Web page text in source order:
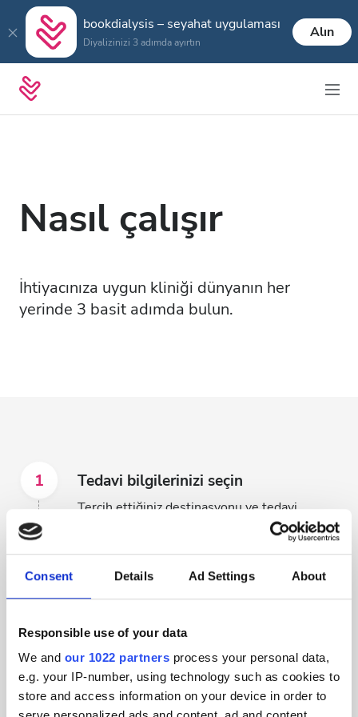
Consent Details Ad Settings About
Responsible use of your data
We and our 1022 partners process your personal data,
e.g. your IP-number, using technology such as cookies to
store and access information on your device in order to
bookdialysis – seyahat uygulaması
Diyalizinizi 3 adımda ayırtın
Alın
Nasıl çalışır
İhtiyacınıza uygun kliniği dünyanın her
yerinde 3 basit adımda bulun.
1 Tedavi bilgilerinizi seçin
Tercih ettiğiniz destinasyonu ve tedavi
tarihlerini seçerek mevcut kliniklere göz
olanı bulun
Arama kriterlerinize göre müsait olan
yüzlerce diyaliz kliniğini keşfedin.